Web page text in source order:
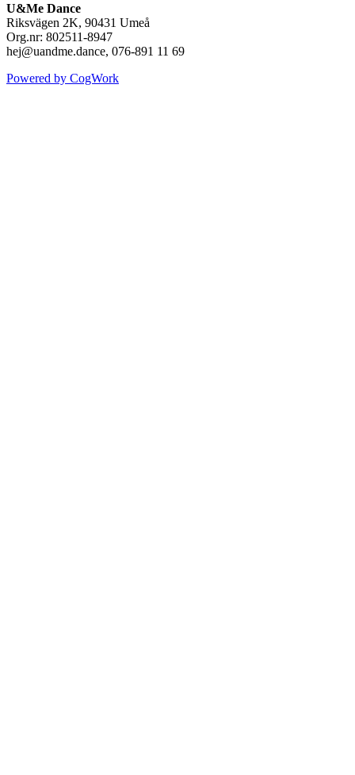
U&Me Dance
Riksvägen 2K, 90431 Umeå
Org.nr: 802511-8947
hej@uandme.dance, 076-891 11 69
Powered by CogWork